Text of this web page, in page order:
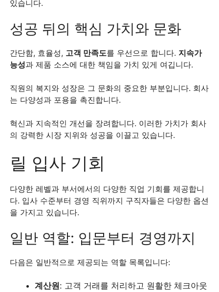
있습니다.
성공 뒤의 핵심 가치와 문화
간단함, 효율성, 고객 만족도를 우선으로 합니다. 지속가
능성과 제품 소스에 대한 책임을 가치 있게 여깁니다.
직원의 복지와 성장은 그 문화의 중요한 부분입니다. 회사
는 다양성과 포용을 촉진합니다.
혁신과 지속적인 개선을 장려합니다. 이러한 가치가 회사
의 강력한 시장 지위와 성공을 이끌고 있습니다.
릴 입사 기회
다양한 레벨과 부서에서의 다양한 직업 기회를 제공합니
다. 입사 수준부터 경영 직위까지 구직자들은 다양한 옵션
을 가지고 있습니다.
일반 역할: 입문부터 경영까지
다음은 일반적으로 제공되는 역할 목록입니다:
계산원: 고객 거래를 처리하고 원활한 체크아웃